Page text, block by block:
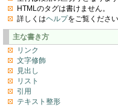
HTMLのタグは書けません。
詳しくはヘルプをご覧ください
主な書き方
リンク
文字修飾
見出し
リスト
引用
テキスト整形